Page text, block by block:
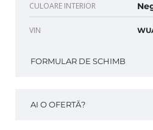
CULOARE INTERIOR
VIN
FORMULAR DE SCHIMB
AI O OFERTĂ?